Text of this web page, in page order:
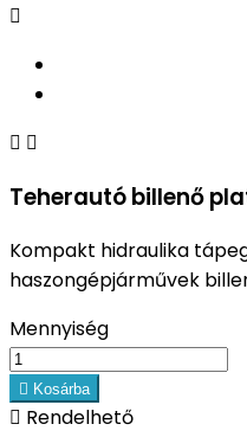

 
Teherautó billenő
Kompakt hidraulika
haszongépjárművek
Mennyiség
 Kosárba
 Rendelhető